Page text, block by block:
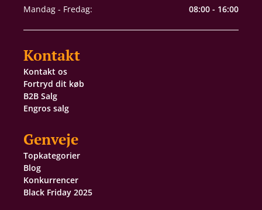
Mandag - Fredag: 08:00 - 16:00
Kontakt
Kontakt os
Fortryd dit køb
B2B Salg
Engros salg
Genveje
Topkategorier
Blog
Konkurrencer
Black Friday 2025